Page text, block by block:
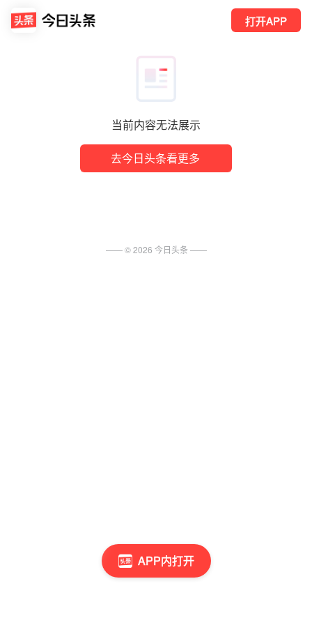
当前内容无法展示
去今日头条看更多
打开APP
APP内打开
—— ©2026 今日头条 ——